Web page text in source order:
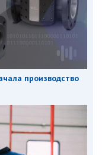
производство